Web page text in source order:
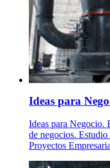
Ideas para
Ideas para Negocio.
de negocios.
Proyectos